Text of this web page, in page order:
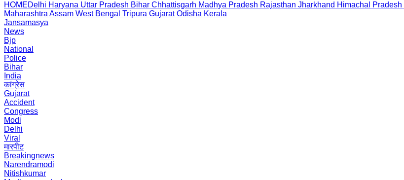
HOMEDelhi Haryana Uttar Pradesh Bihar Chhattisgarh Madhya Pradesh Rajasthan Jharkhand Himachal Pradesh
Maharashtra Assam West Bengal Tripura Gujarat Odisha Kerala
Jansamasya
News
Bjp
National
Police
Bihar
India
कांग्रेस
Gujarat
Accident
Congress
Modi
Delhi
Viral
मारपीट
Breakingnews
Narendramodi
Nitishkumar